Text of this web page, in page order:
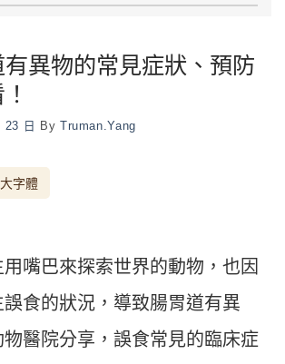
異物的常見症狀、預防
23 日 By Truman.yang
字體
嘴巴來探索世界的動物，也因
誤食的狀況，導致腸胃道有異
醫院分享，誤食常見的臨床症